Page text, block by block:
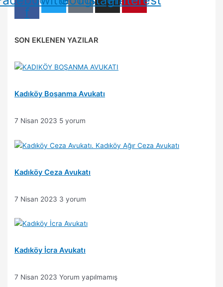
f
SON EKLENEN YAZILAR
Kadıköy Boşanma Avukatı
7 Nisan 2023 5 yorum
Kadıköy Ceza Avukatı
7 Nisan 2023 3 yorum
Kadıköy İcra Avukatı
7 Nisan 2023Yorum yapılmamış